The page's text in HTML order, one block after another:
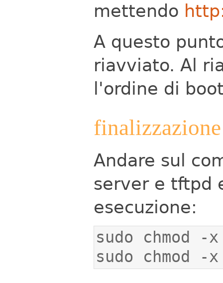
mettendo
A questo
riavviato. Al
l'ordine di
finalizzazione
Andare sul
server e tftpd
esecuzione:
sudo chmod